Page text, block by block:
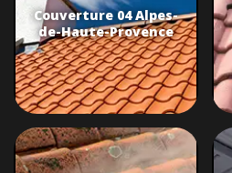
Couverture 04 Alpes-
de-Haute-Provence